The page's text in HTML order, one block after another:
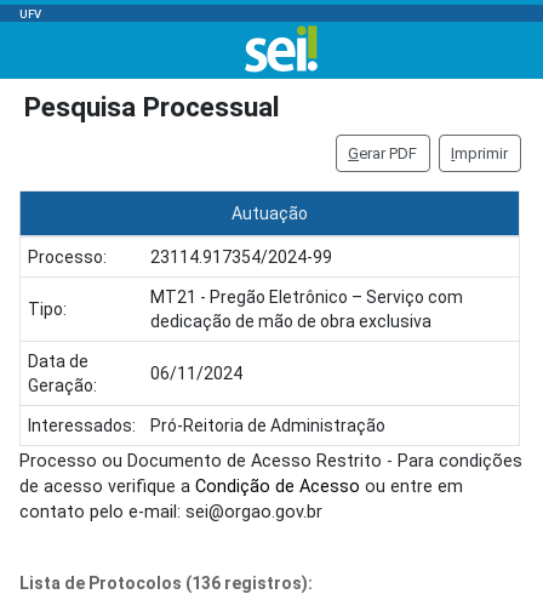
UFV
Pesquisa Processual
Gerar PDF Imprimir
Autuação
Processo: 23114.917354/2024-99
Tipo:
MT21 - Pregão Eletrônico – Serviço com
dedicação de mão de obra exclusiva
Data de
Geração:
06/11/2024
Interessados: Pró-Reitoria de Administração
Processo ou Documento de Acesso Restrito - Para condições
de acesso verifique a Condição de Acesso ou entre em
contato pelo e-mail: sei@orgao.gov.br
Lista de Protocolos (136 registros):